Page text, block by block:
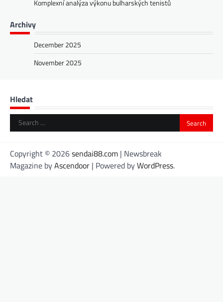
Komplexní analýza výkonu bulharských tenistů
Archivy
December 2025
November 2025
Hledat
Search
for:
Copyright © 2026sendai88.com | Newsbreak
Magazine byAscendoor | Powered byWordPress.